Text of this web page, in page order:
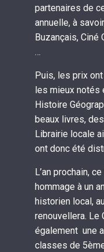
partenaires de
annuelle, à
Buzançais,
…
Puis, les prix
les mieux
Histoire
beaux livres,
Librairie locale
ont donc été
L’an prochain,
hommage à un
historien local,
renouvellera. Le
également une
classes de